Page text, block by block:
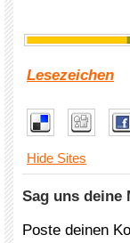
Lesezeichen
Hide Sites
Sag uns deine
Poste deinen